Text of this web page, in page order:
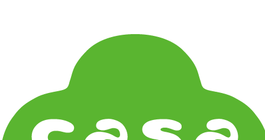
《食卓》Dining
パーティー Party
《器タイプ》Tableware Type